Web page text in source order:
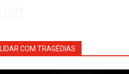
LIDAR COM TRAGÉDIAS